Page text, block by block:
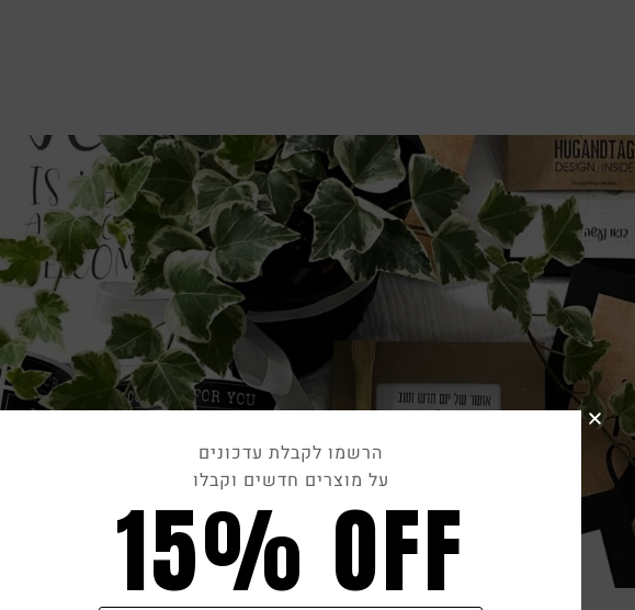
הרשמו לקבלת עדכונים
על מוצרים חדשים וקבלו
15% OFF